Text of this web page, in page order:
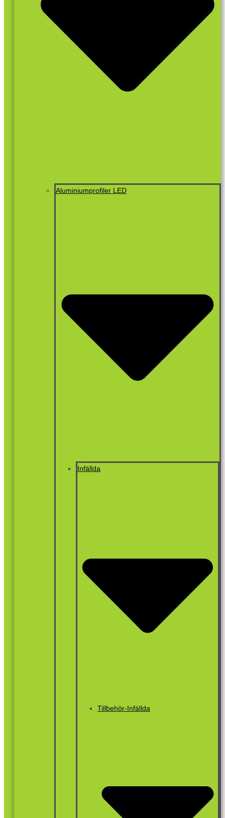
Aluminiumprofiler LED
Infällda
Tillbehör-Infällda